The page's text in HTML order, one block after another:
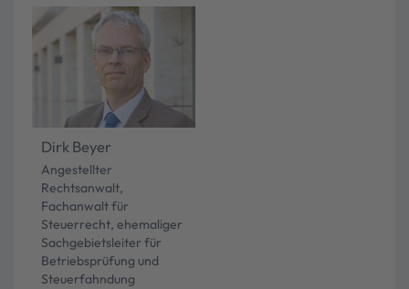
Dirk Beyer
Angestellter
Rechtsanwalt,
Fachanwalt für
Steuerrecht, ehemaliger
Sachgebietsleiter für
Betriebsprüfung und
Steuerfahndung